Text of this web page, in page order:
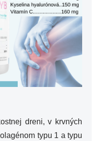
dreni, v krvných
typu 1 a typu